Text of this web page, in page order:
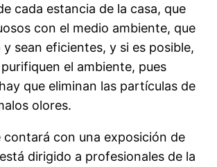
cada estancia de la casa, que
con el medio ambiente, que
sean eficientes, y si es posible,
el ambiente, pues
que eliminan las partículas de
olores.
contará con una exposición de
dirigido a profesionales de la